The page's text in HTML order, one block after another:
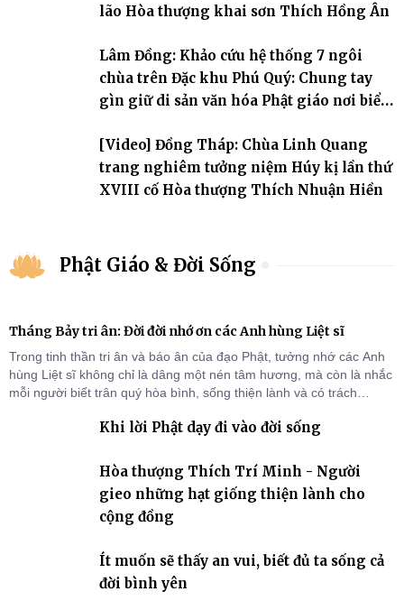
lão Hòa thượng khai sơn Thích Hồng Ân
Lâm Đồng: Khảo cứu hệ thống 7 ngôi
chùa trên Đặc khu Phú Quý: Chung tay
gìn giữ di sản văn hóa Phật giáo nơi biển
[Video] Đồng Tháp: Chùa Linh Quang
trang nghiêm tưởng niệm Húy kị lần thứ
XVIII cố Hòa thượng Thích Nhuận Hiền
Phật Giáo & Đời Sống
Tháng Bảy tri ân: Đời đời nhớ ơn các Anh hùng Liệt sĩ
Trong tinh thần tri ân và báo ân của đạo Phật, tưởng nhớ các Anh
hùng Liệt sĩ không chỉ là dâng một nén tâm hương, mà còn là nhắc
mỗi người biết trân quý hòa bình, sống thiện lành và có trách
Khi lời Phật dạy đi vào đời sống
Hòa thượng Thích Trí Minh - Người
gieo những hạt giống thiện lành cho
cộng đồng
Ít muốn sẽ thấy an vui, biết đủ ta sống cả
đời bình yên